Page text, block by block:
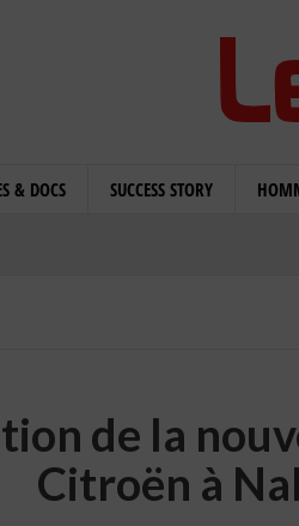
& DOCS SUCCESS STORY
de la
Citroën à